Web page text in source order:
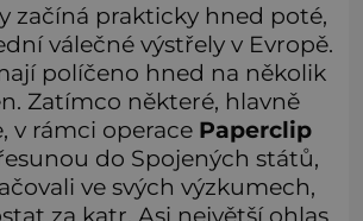
začíná prakticky hned poté,
válečné výstřely v Evropě.
políčeno hned na několik
Zatímco některé, hlavně
v rámci operace Paperclip
do Spojených států,
ve svých výzkumech,